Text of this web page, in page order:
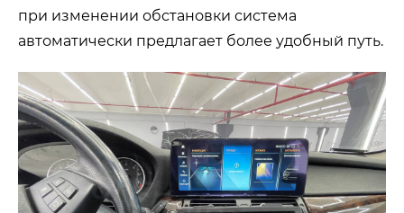
при изменении обстановки система
автоматически предлагает более удобный путь.